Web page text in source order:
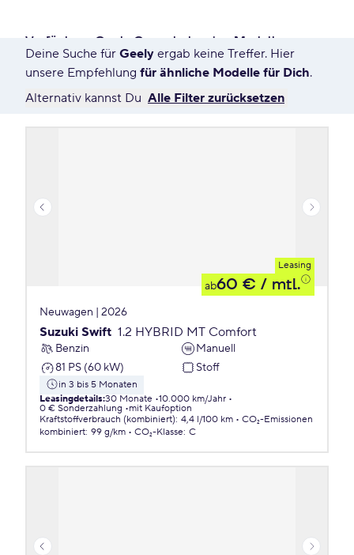
Verfügbare Geely Gewerbeleasing Modelle
7558 Angebote für Deine Suche
Deine Suche für Geely ergab keine Treffer. Hier
unsere Empfehlung für ähnliche Modelle für Dich.
Alternativ kannst Du Alle Filter zurücksetzen
Leasing
ab60 € / mtl.
Neuwagen | 2026
Suzuki Swift 1.2 HYBRID MT Comfort
Benzin
Manuell
81 PS (60 kW)
Stoff
in 3 bis 5 Monaten
Leasingdetails:30 Monate 10.000 km/Jahr
0 € Sonderzahlung
mit Kaufoption
Kraftstoffverbrauch (kombiniert): 4,4 l/100 km
CO₂-Emissionen
kombiniert: 99 g/km CO₂-Klasse: C